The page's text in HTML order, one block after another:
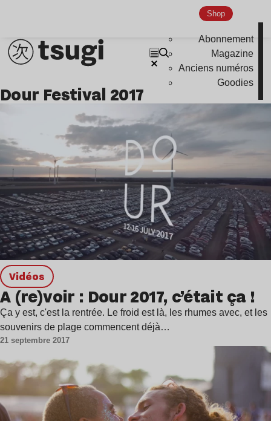
Shop
Abonnement
Magazine
Anciens numéros
Goodies
Dour Festival 2017
Vidéos
A (re)voir : Dour 2017, c’était ça !
Ça y est, c'est la rentrée. Le froid est là, les rhumes avec, et les
souvenirs de plage commencent déjà…
21 septembre 2017